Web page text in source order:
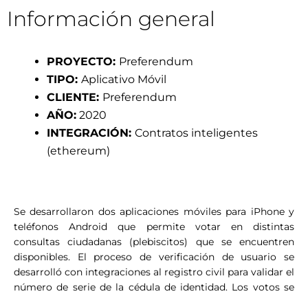
Información general
PROYECTO: Preferendum
TIPO: Aplicativo Móvil
CLIENTE: Preferendum
AÑO: 2020
INTEGRACIÓN: Contratos inteligentes
(ethereum)
Se desarrollaron dos aplicaciones móviles para iPhone y
teléfonos Android que permite votar en distintas
consultas ciudadanas (plebiscitos) que se encuentren
disponibles. El proceso de verificación de usuario se
desarrolló con integraciones al registro civil para validar el
número de serie de la cédula de identidad. Los votos se